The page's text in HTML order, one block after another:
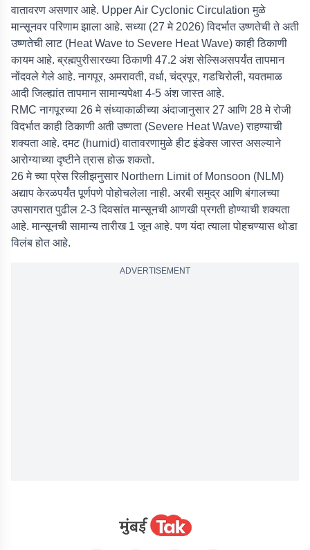
वातावरण असणार आहे. Upper Air Cyclonic Circulation मुळे
मान्सूनवर परिणाम झाला आहे. सध्या (27 मे 2026) विदर्भात उष्णतेची ते अती
उष्णतेची लाट (Heat Wave to Severe Heat Wave) काही ठिकाणी
कायम आहे. ब्रह्मपुरीसारख्या ठिकाणी 47.2 अंश सेल्सिअसपर्यंत तापमान
नोंदवले गेले आहे. नागपूर, अमरावती, वर्धा, चंद्रपूर, गडचिरोली, यवतमाळ
आदी जिल्ह्यांत तापमान सामान्यपेक्षा 4-5 अंश जास्त आहे.
RMC नागपूरच्या 26 मे संध्याकाळीच्या अंदाजानुसार 27 आणि 28 मे रोजी
विदर्भात काही ठिकाणी अती उष्णता (Severe Heat Wave) राहण्याची
शक्यता आहे. दमट (humid) वातावरणामुळे हीट इंडेक्स जास्त असल्याने
आरोग्याच्या दृष्टीने त्रास होऊ शकतो.
26 मे च्या प्रेस रिलीझनुसार Northern Limit of Monsoon (NLM)
अद्याप केरळपर्यंत पूर्णपणे पोहोचलेला नाही. अरबी समुद्र आणि बंगालच्या
उपसागरात पुढील 2-3 दिवसांत मान्सूनची आणखी प्रगती होण्याची शक्यता
आहे. मान्सूनची सामान्य तारीख 1 जून आहे. पण यंदा त्याला पोहचण्यास थोडा
विलंब होत आहे.
ADVERTISEMENT